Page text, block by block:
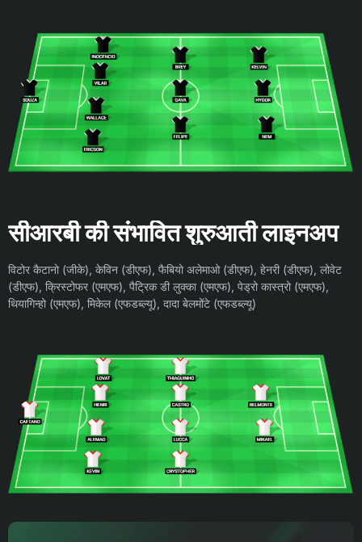
सीआरबी की संभावित शुरुआती लाइनअप
विटोर कैटानो (जीके), केविन (डीएफ), फैबियो अलेमाओ (डीएफ), हेनरी (डीएफ), लोवेट
(डीएफ), क्रिस्टोफर (एमएफ), पैट्रिक डी लुक्का (एमएफ), पेड्रो कास्त्रो (एमएफ),
थियागिन्हो (एमएफ), मिकेल (एफडब्ल्यू), दादा बेलमोंटे (एफडब्ल्यू)